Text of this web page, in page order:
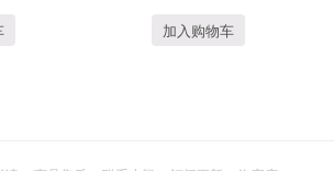
加入购物车